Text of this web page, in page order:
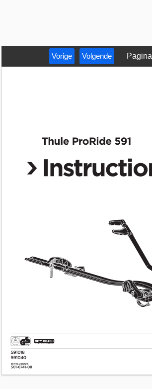
Vorige Volgende Pagina